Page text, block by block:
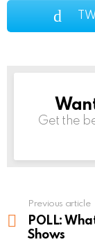
Get the
more
Previous article
POLL:
Shows